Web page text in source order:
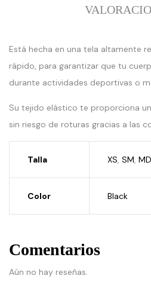
Está hecha en una tela altamente
rápido, para garantizar que tu
durante actividades deportivas o
Su tejido elástico te proporciona
sin riesgo de roturas gracias a las
Talla XS, SM, MD
Color Black
Comentarios
Aún no hay reseñas.